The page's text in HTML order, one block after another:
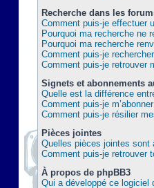
Recherche dans les
Comment puis-je effectuer
Pourquoi ma recherche ne
Pourquoi ma recherche
Comment puis-je
Comment puis-je retrouver
Signets et abonnements
Quelle est la différence
Comment puis-je
Comment puis-je résilier
Pièces jointes
Quelles pièces jointes sont
Comment puis-je retrouver
À propos de phpBB3
Qui a développé ce logiciel